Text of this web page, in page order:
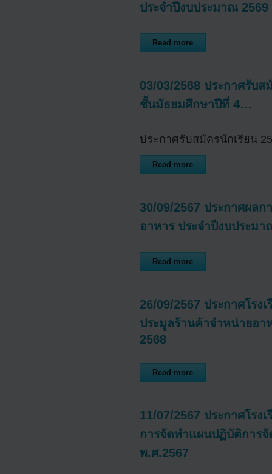
ประจำปีงบประมาณ 2569
Read more
03/03/2568 ประกาศรับ
ชั้นมัธยมศึกษาปีที่ 4…
ประกาศรับสมัครนักเรีย
Read more
30/09/2567 ประกาศผลก
อาหาร ประจำปีงบประมา
Read more
26/09/2567 ประกาศโรง
ประมูลร้านค้าจำหน่ายอา
2568
Read more
11/07/2567 ประกาศโรง
การจัดทำแผนปฏิบัติการ
พ.ศ.2567